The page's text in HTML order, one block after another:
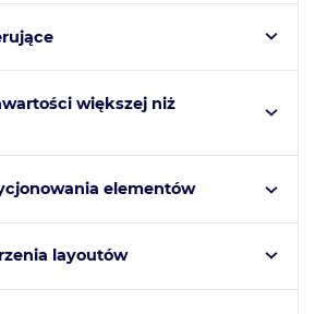
większej niż
elementów
layoutów